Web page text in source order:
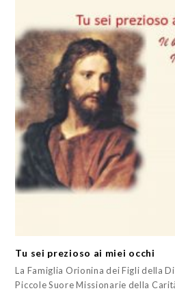
Tu sei prezioso ai miei occhi
La Famiglia Orionina dei Figli della
Piccole Suore Missionarie della